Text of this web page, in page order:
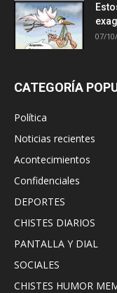
07/
CATEGORÍA
Política
Noticias recientes
Acontecimientos
Confidenciales
DEPORTES
CHISTES DIARIOS
PANTALLA Y DIAL
SOCIALES
CHISTES HUMOR